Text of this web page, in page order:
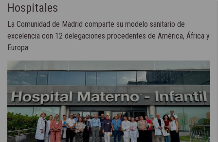
Hospitales
La Comunidad de Madrid comparte su modelo sanitario de
excelencia con 12 delegaciones procedentes de América, África y
Europa